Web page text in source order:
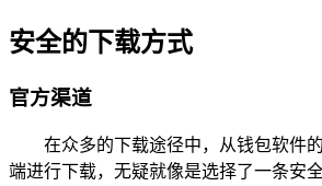
安全的下载方式
官方渠道
在众多的下载途径中，从钱包软件
端进行下载，无疑就像是选择了一条安